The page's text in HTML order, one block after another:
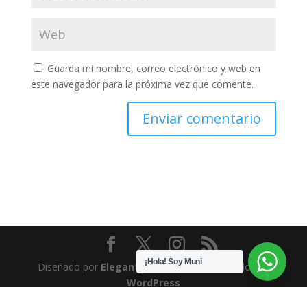
Guarda mi nombre, correo electrónico y web en
este navegador para la próxima vez que comente.
Diseñado por Elegant Themes| Desarrollado por
WordPress
¡Hola! Soy Muni